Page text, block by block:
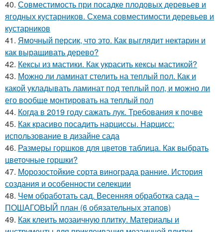
40. Совместимость при посадке плодовых деревьев и
ягодных кустарников. Схема совместимости деревьев и
кустарников
41. Ямочный персик, что это. Как выглядит нектарин и
как выращивать дерево?
42. Кексы из мастики. Как украсить кексы мастикой?
43. Можно ли ламинат стелить на теплый пол. Как и
какой укладывать ламинат под теплый пол, и можно ли
его вообще монтировать на теплый пол
44. Когда в 2019 году сажать лук. Требования к почве
45. Как красиво посадить нарциссы. Нарцисс:
использование в дизайне сада
46. Размеры горшков для цветов таблица. Как выбрать
цветочные горшки?
47. Морозостойкие сорта винограда ранние. История
создания и особенности селекции
48. Чем обработать сад. Весенняя обработка сада –
ПОШАГОВЫЙ план (6 обязательных этапов)
49. Как клеить мозаичную плитку. Материалы и